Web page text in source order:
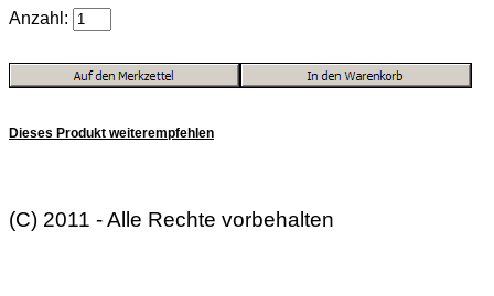
Anzahl:
Dieses Produkt weiterempfehlen
(C) 2011 - Alle Rechte vorbehalten